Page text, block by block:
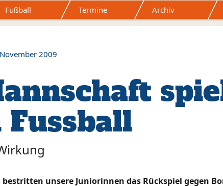
Fußball Termine Archiv
2009
bestritten unsere Juniorinnen das Rückspiel gegen